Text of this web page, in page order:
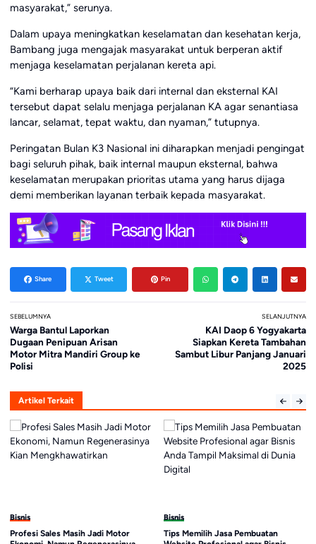
masyarakat,” serunya.
Dalam upaya meningkatkan keselamatan dan kesehatan kerja,
Bambang juga mengajak masyarakat untuk berperan aktif
menjaga keselamatan perjalanan kereta api.
“Kami berharap upaya baik dari internal dan eksternal KAI
tersebut dapat selalu menjaga perjalanan KA agar senantiasa
lancar, selamat, tepat waktu, dan nyaman,” tutupnya.
Peringatan Bulan K3 Nasional ini diharapkan menjadi pengingat
bagi seluruh pihak, baik internal maupun eksternal, bahwa
keselamatan merupakan prioritas utama yang harus dijaga
demi memberikan layanan terbaik kepada masyarakat.
Share Tweet Pin
SEBELUMNYA
Warga Bantul Laporkan
Dugaan Penipuan Arisan
Motor Mitra Mandiri Group ke
Polisi
SELANJUTNYA
KAI Daop 6 Yogyakarta
Siapkan Kereta Tambahan
Sambut Libur Panjang Januari
2025
Artikel Terkait
Bisnis
Profesi Sales Masih Jadi Motor
Bisnis
Tips Memilih Jasa Pembuatan